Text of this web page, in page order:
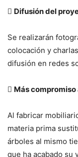
 Difusión del
Se realizarán
colocación y
difusión en redes
 Más
Al fabricar
materia prima
árboles al mismo
que ha acabado su